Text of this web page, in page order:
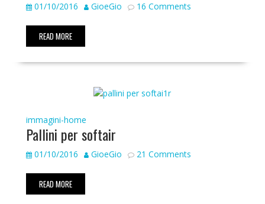
01/10/2016 GioeGio 16 Comments
READ MORE
immagini-home
Pallini per softair
01/10/2016 GioeGio 21 Comments
READ MORE